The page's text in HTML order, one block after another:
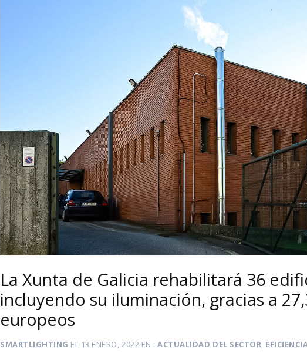
La Xunta de Galicia rehabilitará 36
incluyendo su iluminación, gracias a
europeos
SMARTLIGHTING EL 13 ENERO, 2022 EN ACTUALIDAD DEL SECTOR,